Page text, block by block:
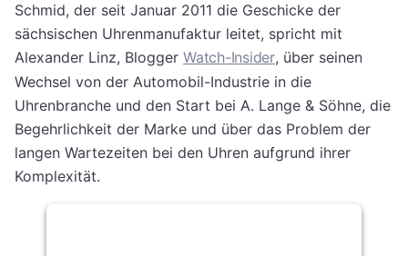
Schmid, der seit Januar 2011 die Geschicke der
sächsischen Uhrenmanufaktur leitet, spricht mit
Alexander Linz, Blogger Watch-Insider, über seinen
Wechsel von der Automobil-Industrie in die
Uhrenbranche und den Start bei A. Lange & Söhne, die
Begehrlichkeit der Marke und über das Problem der
langen Wartezeiten bei den Uhren aufgrund ihrer
Komplexität.